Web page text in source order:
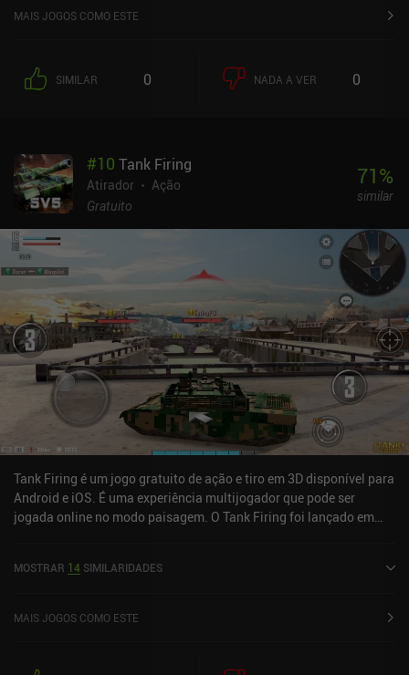
of Duty Warzone: Mobile, o Blood Strike é um jogo de tiro com
como a capacidade de disparar um míssil de longo alcance, ativar
uma barreira de escudo e muito mais - todas elas são úteis,
pode ser gasta na compra de armamentos pré-construídos que
cairão do céu. Configuramos esses armamentos entre as partidas
e personalizá-los é a melhor maneira de ganhar vantagem, pois
equipamentos aleatórios. Além do battle royale, o jogo também
apresenta várias partidas multijogador mais tradicionais, todas
com criação rápida de partidas. Embora, para ser justo, eu espere
que sejamos colocados contra bots para preencher as equipes. O
jogo está bem otimizado e funciona sem problemas no meu
dispositivo. Os controles funcionam como esperado, e há até
suporte para controles. A maior desvantagem é que o terreno fica
embaçado ao atirar de longas distâncias. O Blood Strike é
monetizado por meio de iAPs para cosméticos que não oferecem
nenhuma vantagem de pagar para ganhar. Eles nos permitem
desbloquear os acessórios das armas mais rapidamente, mas não
demora muito para obtê-los durante o jogo.
MAIS JOGOS COMO ESTE
SIMILAR 0 NADA A VER 0
#10 Tank Firing
Atirador
Ação
Gratuito
71%
similar
Tank Firing é um jogo gratuito de ação e tiro em 3D disponível para
Android e iOS. É uma experiência multijogador que pode ser
jogada online no modo paisagem. O Tank Firing foi lançado em
MOSTRAR 14 SIMILARIDADES
MAIS JOGOS COMO ESTE